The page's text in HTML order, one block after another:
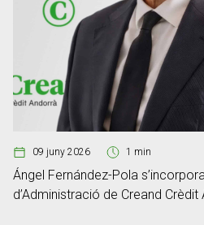
09 juny 2026 1 min
Ángel Fernández-Pola
d’Administració de Creand Crèdit